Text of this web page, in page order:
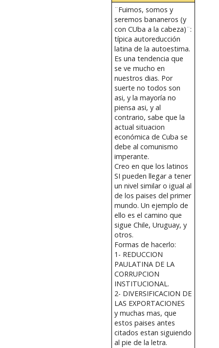
¨Fuimos, somos y
seremos bananeros (y
con CUba a la cabeza)¨:
típica autoreducción
latina de la autoestima.
Es una tendencia que
se ve mucho en
nuestros dias. Por
suerte no todos son
asi, y la mayoría no
piensa asi, y al
contrario, sabe que la
actual situacion
económica de Cuba se
debe al comunismo
imperante.
Creo en que los latinos
SI pueden llegar a tener
un nivel similar o igual al
de los paises del primer
mundo. Un ejemplo de
ello es el camino que
sigue Chile, Uruguay, y
otros.
Formas de hacerlo:
1- REDUCCION
PAULATINA DE LA
CORRUPCION
INSTITUCIONAL.
2- DIVERSIFICACION DE
LAS EXPORTACIONES
y muchas mas, que
estos paises antes
citados estan siguiendo
al pie de la letra.